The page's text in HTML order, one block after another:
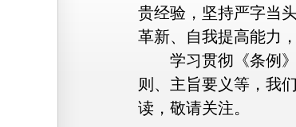
贵经验，坚持严字当
革新、自我提高能力
学习贯彻《条例》
则、主旨要义等，我
读，敬请关注。